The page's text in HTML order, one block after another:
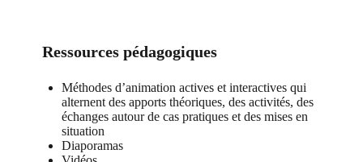
Ressources pédagogiques
Méthodes d’animation actives et interactives qui
alternent des apports théoriques, des activités, des
échanges autour de cas pratiques et des mises en
situation
Diaporamas